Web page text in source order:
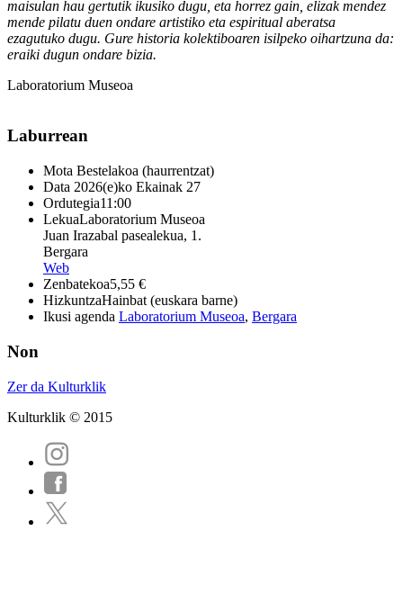
maisulan hau gertutik ikusiko dugu, eta horrez gain, elizak mendez
mende pilatu duen ondare artistiko eta espiritual aberatsa
ezagutuko dugu. Gure historia kolektiboaren isilpeko oihartzuna da:
eraiki dugun ondare bizia.
Laboratorium Museoa
Laburrean
Mota Bestelakoa (haurrentzat)
Data 2026(e)ko Ekainak 27
Ordutegia11:00
LekuaLaboratorium Museoa
Juan Irazabal pasealekua, 1.
Bergara
Web
Zenbatekoa5,55 €
HizkuntzaHainbat (euskara barne)
Ikusi agenda Laboratorium Museoa, Bergara
Non
Zer da Kulturklik
Kulturklik © 2015